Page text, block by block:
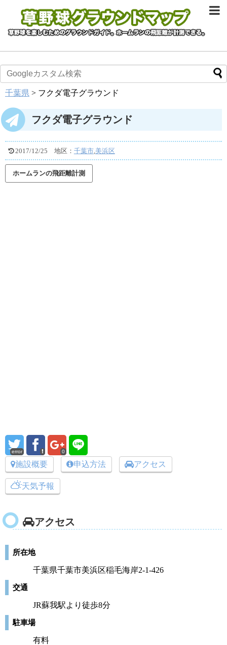
千葉県 > フクダ電子グラウンド
フクダ電子グラウンド
2017/12/25 地区： 千葉市,美浜区
error 0
施設概要 申込方法 アクセス
天気予報
アクセス
所在地
千葉県千葉市美浜区稲毛海岸2-1-426
交通
JR蘇我駅より徒歩8分
駐車場
有料